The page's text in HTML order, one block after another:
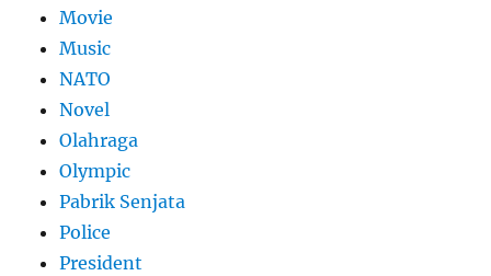
Movie
Music
NATO
Novel
Olahraga
Olympic
Pabrik Senjata
Police
President